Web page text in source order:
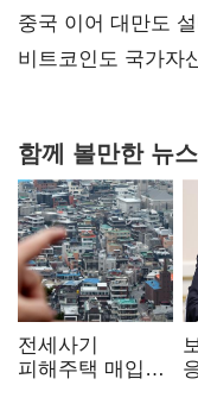
중국 이어 대만도
비트코인도 국가자
함께 볼만한 뉴스
전세사기
피해주택 매입